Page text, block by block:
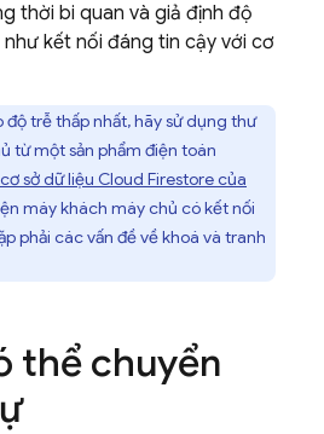
thời bi quan và giả định độ
kết nối đáng tin cậy với cơ
độ trễ thấp nhất, hãy sử dụng thư
từ một sản phẩm điện toán
sở dữ liệu Cloud Firestorecủa
máy khách máy chủ có kết nối
phải các vấn đề về khoá và tranh
thể chuyển